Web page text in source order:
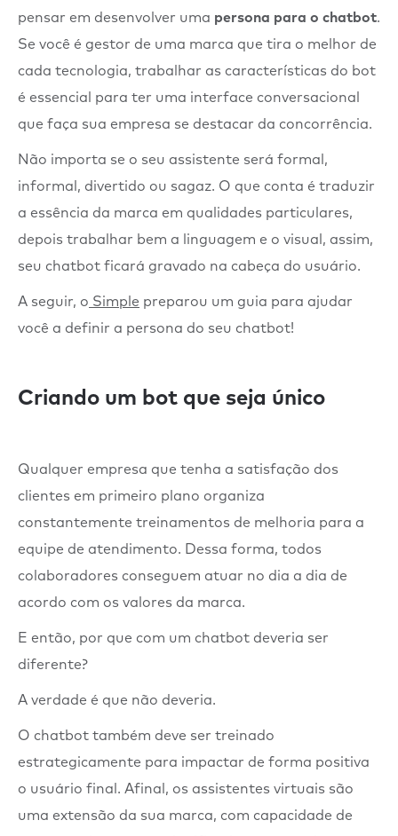
pensar em desenvolver uma persona para o chatbot.
Se você é gestor de uma marca que tira o melhor de
cada tecnologia, trabalhar as características do bot
é essencial para ter uma interface conversacional
que faça sua empresa se destacar da concorrência.
Não importa se o seu assistente será formal,
informal, divertido ou sagaz. O que conta é traduzir
a essência da marca em qualidades particulares,
depois trabalhar bem a linguagem e o visual, assim,
seu chatbot ficará gravado na cabeça do usuário.
A seguir, o Simple preparou um guia para ajudar
você a definir a persona do seu chatbot!
Criando um bot que seja único
Qualquer empresa que tenha a satisfação dos
clientes em primeiro plano organiza
constantemente treinamentos de melhoria para a
equipe de atendimento. Dessa forma, todos
colaboradores conseguem atuar no dia a dia de
acordo com os valores da marca.
E então, por que com um chatbot deveria ser
diferente?
A verdade é que não deveria.
O chatbot também deve ser treinado
estrategicamente para impactar de forma positiva
o usuário final. Afinal, os assistentes virtuais são
uma extensão da sua marca, com capacidade de